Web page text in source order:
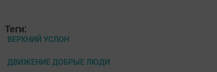
Теги:
ВЕРХНИЙ УСЛОН
ДВИЖЕНИЕ ДОБРЫЕ ЛЮДИ